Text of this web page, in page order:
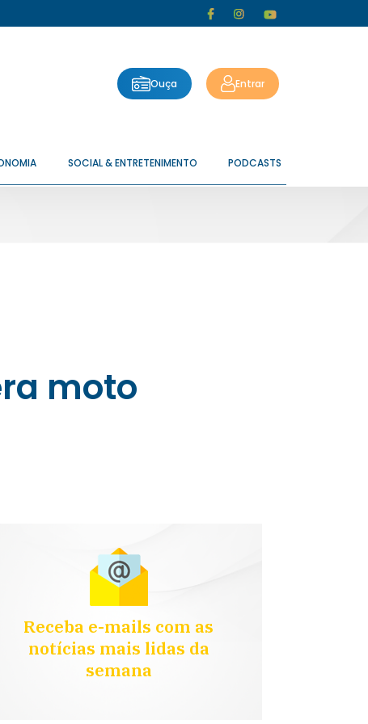
Ouça Entrar
SOCIAL & ENTRETENIMENTO PODCASTS
moto
Receba e-mails com as
notícias mais lidas da
semana